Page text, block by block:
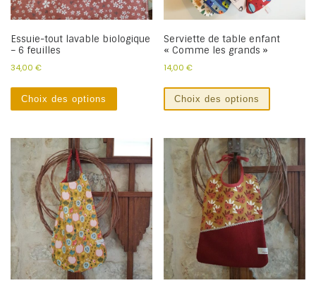
Essuie-tout lavable biologique
– 6 feuilles
34,00 €
Choix des options
Serviette de table enfant
« Comme les grands »
14,00€
Choix des options